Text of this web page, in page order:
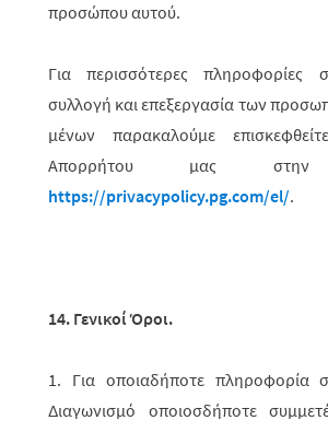
προσώπου αυτού.
Για περισσότερες πληροφορίες
συλλογή και επεξεργασία των
μένων παρακαλούμε
Απορρήτου μας στην
https://privacypolicy.pg.com/el/.
14. Γενικοί Όροι.
1. Για οποιαδήποτε πληροφορία
Διαγωνισμό οποιοσδήποτε